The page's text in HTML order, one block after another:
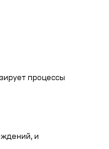
процессы
и